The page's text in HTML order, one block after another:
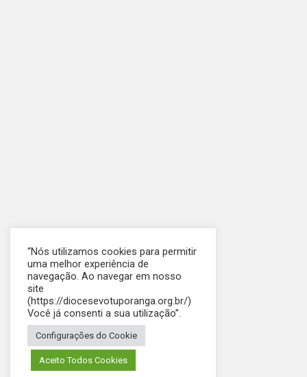
“Nós utilizamos cookies para permitir
uma melhor experiência de
navegação. Ao navegar em nosso
site
(https://diocesevotuporanga.org.br/)
Você já consenti a sua utilização”.
Configurações do Cookie
Aceito Todos Cookies